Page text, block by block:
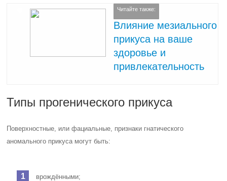
Читайте также:
Влияние мезиального
прикуса на ваше
здоровье и
привлекательность
Типы прогенического прикуса
Поверхностные, или фациальные, признаки гнатического
аномального прикуса могут быть:
врождёнными;